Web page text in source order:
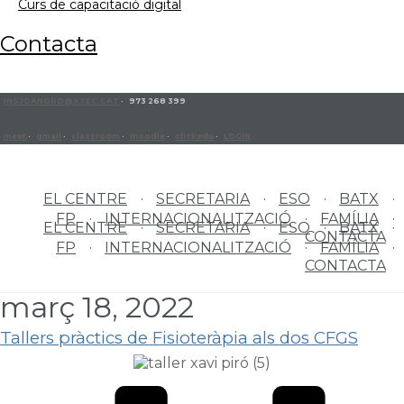
curs de capacitació digital
contacta
· 973 268 399
· · · · ·
EL CENTRE SECRETARIA ESO
BATX
FP
INTERNACIONALITZACIÓ
FAMÍLIA
CONTACTA
EL CENTRE SECRETARIA ESO
BATX
FP
INTERNACIONALITZACIÓ
FAMÍLIA
CONTACTA
març 18, 2022
Tallers pràctics de Fisioteràpia als dos CFGS